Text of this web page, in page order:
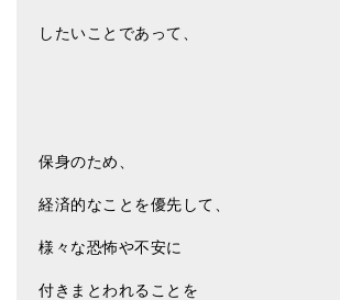
したいことであって、
保身のため、
経済的なことを優先して、
様々な恐怖や不安に
付きまとわれることを